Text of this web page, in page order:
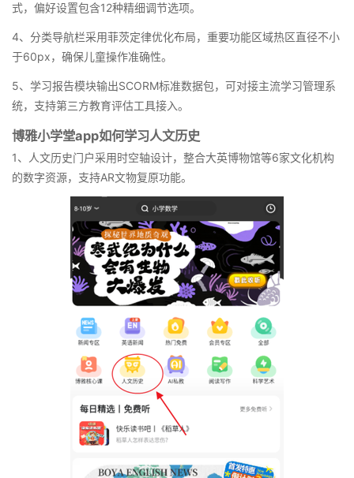
式，偏好设置包含12种精细调节选项。
4、分类导航栏采用菲茨定律优化布局，重要功能区域热区直径不小
于60px，确保儿童操作准确性。
5、学习报告模块输出SCORM标准数据包，可对接主流学习管理系
统，支持第三方教育评估工具接入。
博雅小学堂app如何学习人文历史
1、人文历史门户采用时空轴设计，整合大英博物馆等6家文化机构
的数字资源，支持AR文物复原功能。